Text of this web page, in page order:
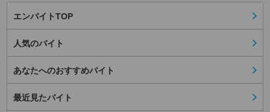
エンバイトTOP
人気のバイト
あなたへのおすすめバイト
最近見たバイト